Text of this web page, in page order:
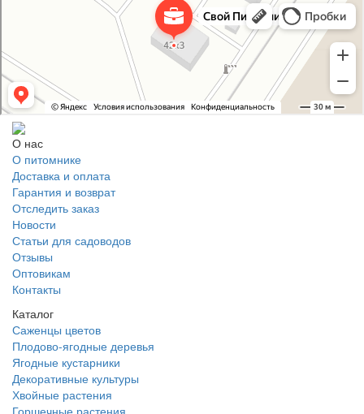
Питомник растений в Москве
О нас
О питомнике
Доставка и оплата
Гарантия и возврат
Отследить заказ
Новости
Статьи для садоводов
Отзывы
Оптовикам
Контакты
Каталог
Саженцы цветов
Плодово-ягодные деревья
Ягодные кустарники
Декоративные культуры
Хвойные растения